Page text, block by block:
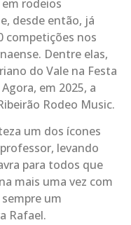
rodeios
desde então, já
competições nos
Dentre elas,
do Vale na Festa
em 2025, a
Rodeo Music.
um dos ícones
levando
para todos que
mais uma vez com
um
Rafael.